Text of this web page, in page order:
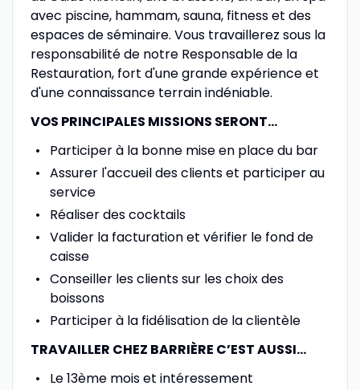
avec piscine, hammam, sauna, fitness et des
espaces de séminaire. Vous travaillerez sous la
responsabilité de notre Responsable de la
Restauration, fort d'une grande expérience et
d'une connaissance terrain indéniable.
VOS PRINCIPALES MISSIONS SERONT...
Participer à la bonne mise en place du bar
Assurer l'accueil des clients et participer au
service
Réaliser des cocktails
Valider la facturation et vérifier le fond de
caisse
Conseiller les clients sur les choix des
boissons
Participer à la fidélisation de la clientèle
TRAVAILLER CHEZ BARRIÈRE C’EST AUSSI…
Le 13ème mois et intéressement